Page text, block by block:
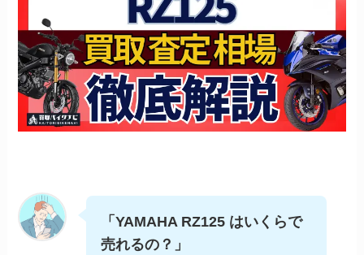
「YAMAHA RZ125 はいくらで
売れるの？」